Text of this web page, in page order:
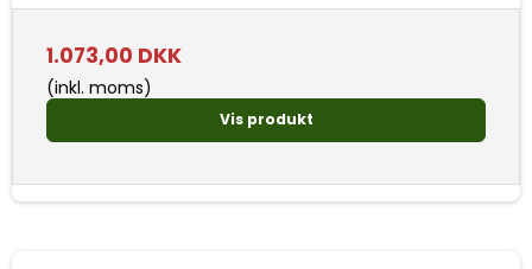
1.073,00 DKK
(inkl. moms)
Vis produkt